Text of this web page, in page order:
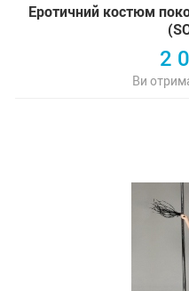
Еротичний костюм
2
Ви